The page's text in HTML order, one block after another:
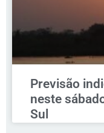
Previsão
neste
Sul